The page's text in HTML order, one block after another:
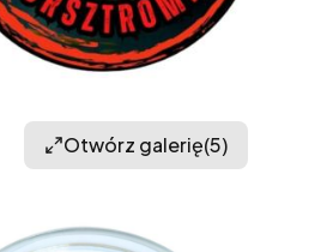
Otwórz galerię(5)